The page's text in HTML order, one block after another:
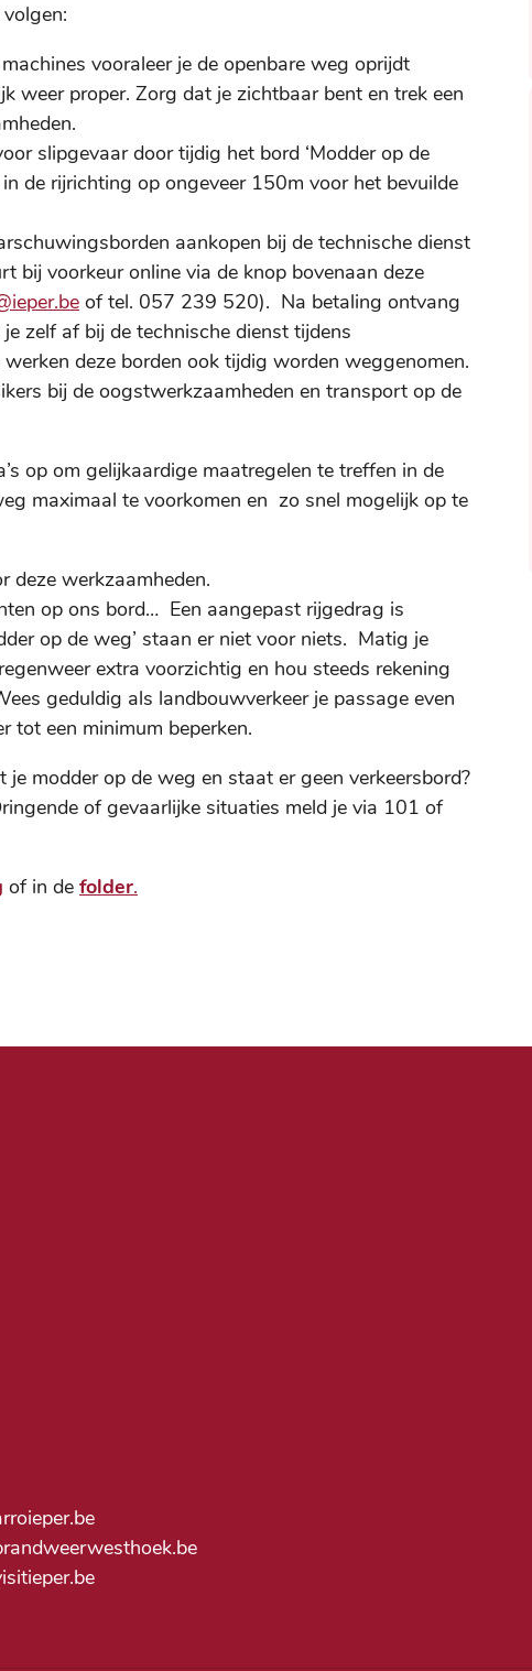
vooraleer je de openbare weg oprijdt
weer proper. Zorg dat je zichtbaar bent en trek een
slipgevaar door tijdig het bord ‘Modder op de
de rijrichting op ongeveer 150m voor het bevuilde
aankopen bij de technische dienst
bij voorkeur online via de knop bovenaan deze
of tel. 057 239 520). Na betaling ontvang
zelf af bij de technische dienst tijdens
deze borden ook tijdig worden weggenomen.
bij de oogstwerkzaamheden en transport op de
op om gelijkaardige maatregelen te treffen in de
maximaal te voorkomen en zo snel mogelijk op te
deze werkzaamheden.
op ons bord… Een aangepast rijgedrag is
op de weg’ staan er niet voor niets. Matig je
extra voorzichtig en hou steeds rekening
geduldig als landbouwverkeer je passage even
tot een minimum beperken.
modder op de weg en staat er geen verkeersbord?
of gevaarlijke situaties meld je via 101 of
of in de folder.